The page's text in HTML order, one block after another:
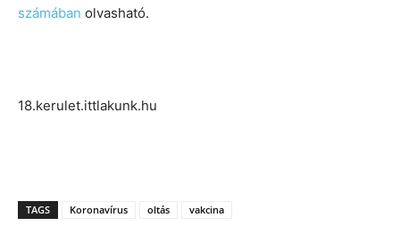
számában olvasható.
18.kerulet.ittlakunk.hu
TAGS Koronavírus oltás vakcina